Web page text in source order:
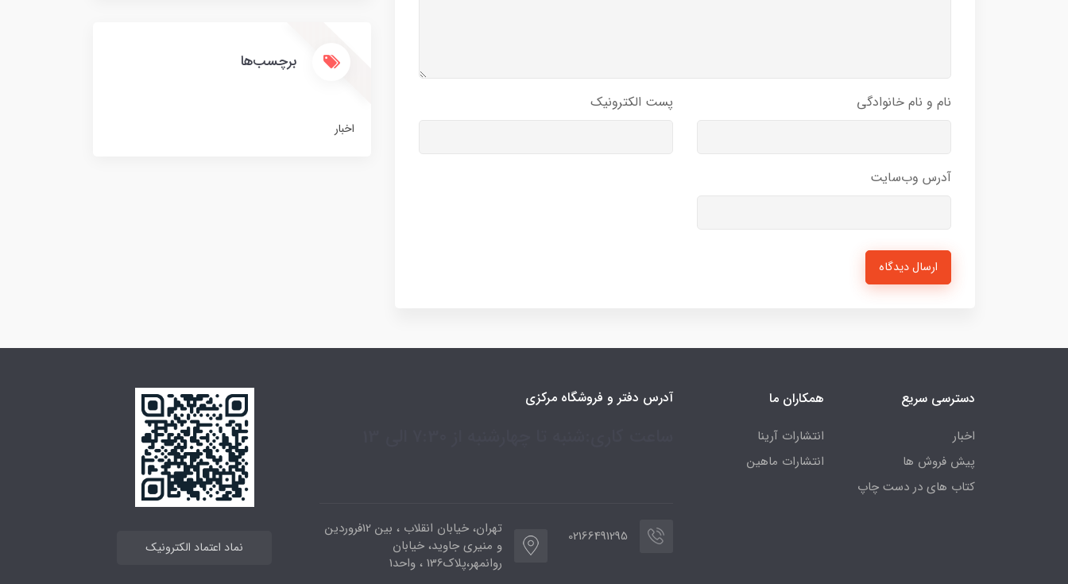
نام و نام خانوادگی پست الکترونیک
آدرس وب‌سایت
ارسال دیدگاه
برچسب‌ها
اخبار
دسترسی سریع
اخبار
پیش فروش ها
کتاب های در دست چاپ
همکاران ما
انتشارات آرینا
انتشارات ماهین
آدرس دفتر و فروشگاه مرکزی
02166491295
تهران، خیابان انقلاب ، بین 12فروردین
و منیری جاوید، خیابان
روانمهر،پلاک136 ، واحد1
نماد اعتماد الکترونیک